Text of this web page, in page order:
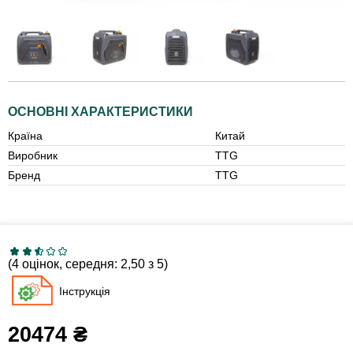
ОСНОВНІ ХАРАКТЕРИСТИКИ
Країна
Китай
Виробник
TTG
Бренд
TTG
(4 оцінок, середня: 2,50 з 5)
Інструкція
20474 ₴